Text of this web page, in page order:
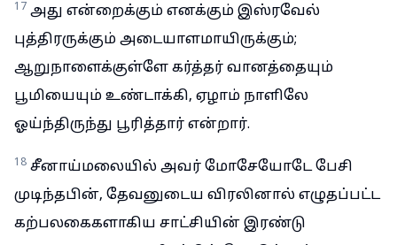
17 அது என்றைக்கும் எனக்கும் இஸ்ரவேல்
புத்திரருக்கும் அடையாளமாயிருக்கும்;
ஆறுநாளைக்குள்ளே கர்த்தர் வானத்தையும்
பூமியையும் உண்டாக்கி, ஏழாம் நாளிலே
ஓய்ந்திருந்து பூரித்தார் என்றார்.
18 சீனாய்மலையில் அவர் மோசேயோடே பேசி
முடிந்தபின், தேவனுடைய விரலினால் எழுதப்பட்ட
கற்பலகைகளாகிய சாட்சியின் இரண்டு